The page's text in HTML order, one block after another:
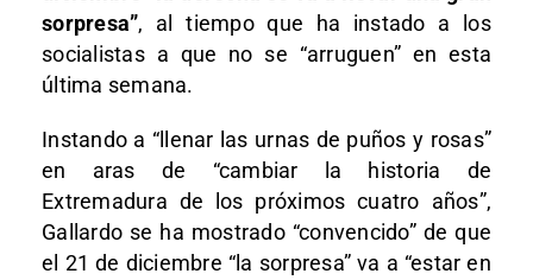
sorpresa”, al tiempo que ha instado a los
socialistas a que no se “arruguen” en esta
última semana.
Instando a “llenar las urnas de puños y rosas”
en aras de “cambiar la historia de
Extremadura de los próximos cuatro años”,
Gallardo se ha mostrado “convencido” de que
el 21 de diciembre “la sorpresa” va a “estar en